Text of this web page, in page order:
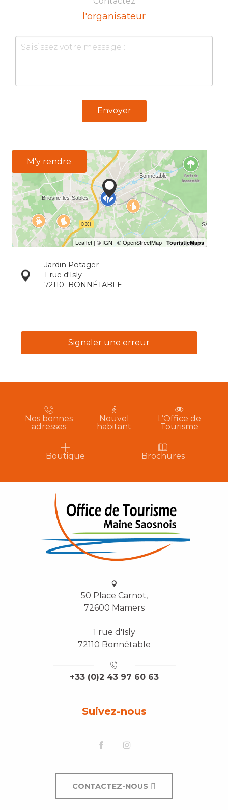
l'organisateur
Envoyer
M'y rendre
Jardin Potager
1 rue d'Isly
72110
BONNÉTABLE
Signaler une erreur
Nos bonnes
adresses
Nouvel
habitant
L’Office de
Tourisme
Boutique Brochures
50 Place Carnot,
72600 Mamers
1 rue d'Isly
72110 Bonnétable
+33 (0)2 43 97 60 63
Suivez-nous
CONTACTEZ-NOUS